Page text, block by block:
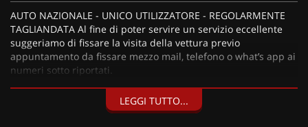
AUTO NAZIONALE - UNICO UTILIZZATORE - REGOLARMENTE
TAGLIANDATA Al fine di poter servire un servizio eccellente
suggeriamo di fissare la visita della vettura previo
appuntamento da fissare mezzo mail, telefono o what’s app ai
numeri sotto riportati.
LEGGI TUTTO...